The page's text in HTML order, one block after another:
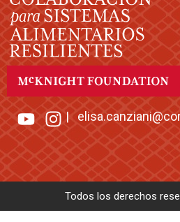
|
Todos los derechos